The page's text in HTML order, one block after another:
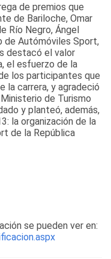
de premios que
de Bariloche, Omar
Río Negro, Ángel
de Autómóviles Sport,
destacó el valor
el esfuerzo de la
los participantes que
la carrera, y agradeció
de Turismo
y planteó, además,
la organización de la
de la República
se pueden ver en: